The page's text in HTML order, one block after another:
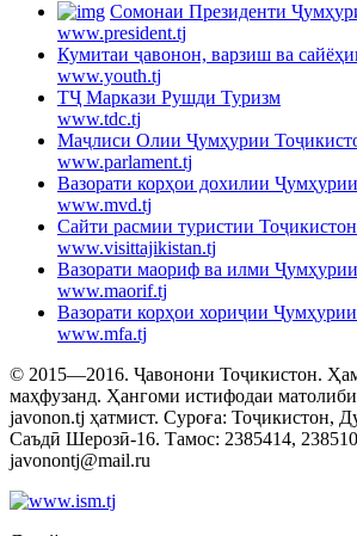
Cомонаи Президенти
www.president.tj
Кумитаи ҷавонон, варзиш ва
www.youth.tj
ТҶ Маркази Рушди Туризм
www.tdc.tj
Маҷлиси Олии Ҷумҳурии
www.parlament.tj
Вазорати корҳои дохилии
www.mvd.tj
Сайти расмии туристии Тоҷикистон
www.visittajikistan.tj
Вазорати маориф ва илми
www.maorif.tj
Вазорати корҳои хориҷии
www.mfa.tj
© 2015—2016. Ҷавонони Тоҷикистон.
маҳфузанд. Ҳангоми истифодаи
javonon.tj ҳатмист. Суроға: Тоҷикистон,
Саъдӣ Шерозӣ-16. Тамос: 2385414,
javonontj@mail.ru